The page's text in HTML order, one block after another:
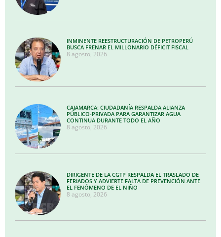
INMINENTE REESTRUCTURACIÓN DE PETROPERÚ
BUSCA FRENAR EL MILLONARIO DÉFICIT FISCAL
8 agosto, 2026
CAJAMARCA: CIUDADANÍA RESPALDA ALIANZA
PÚBLICO-PRIVADA PARA GARANTIZAR AGUA
CONTINUA DURANTE TODO EL AÑO
8 agosto, 2026
DIRIGENTE DE LA CGTP RESPALDA EL TRASLADO DE
FERIADOS Y ADVIERTE FALTA DE PREVENCIÓN ANTE
EL FENÓMENO DE EL NIÑO
8 agosto, 2026